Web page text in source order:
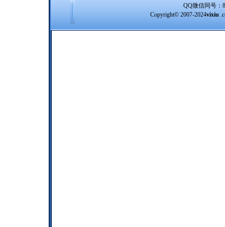
QQ微信同号：
Copyright© 2007-2024vixiu